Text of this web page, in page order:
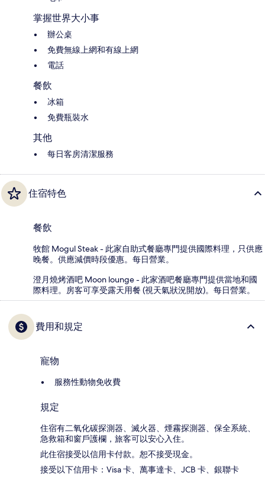
掌握世界大小事
辦公桌
免費無線上網和有線上網
電話
餐飲
冰箱
免費瓶裝水
其他
每日客房清潔服務
住宿特色
餐飲
牧館 Mogul Steak - 此家自助式餐廳專門提供國際料理，只供應
晚餐。供應減價時段優惠。每日營業。
澄月燒烤酒吧 Moon lounge - 此家酒吧餐廳專門提供當地和國
際料理。房客可享受露天用餐 (視天氣狀況開放)。每日營業。
費用和規定
寵物
服務性動物免收費
規定
住宿有二氧化碳探測器、滅火器、煙霧探測器、保全系統、
急救箱和窗戶護欄，旅客可以安心入住。
此住宿接受以信用卡付款。恕不接受現金。
接受以下信用卡：Visa 卡、萬事達卡、JCB 卡、銀聯卡